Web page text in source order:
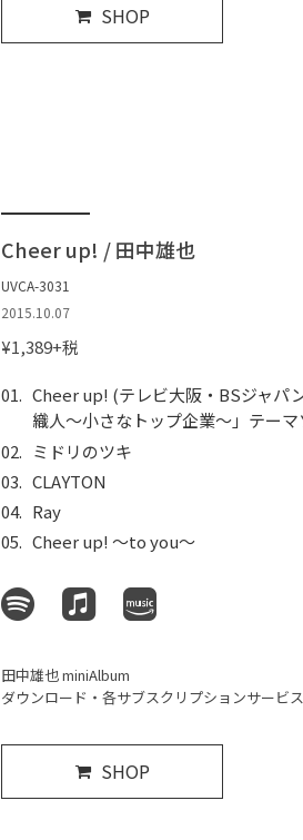
SHOP
Cheer up! / 田中雄也
UVCA-3031
2015.10.07
¥1,389+税
Cheer up! (テレビ大阪・BSジャパ
織人〜小さなトップ企業〜」テーマ
ミドリのツキ
CLAYTON
Ray
Cheer up! 〜to you〜
田中雄也 miniAlbum
ダウンロード・各サブスクリプションサービ
SHOP